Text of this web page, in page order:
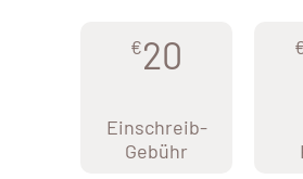
€20
Einschreib-
Gebühr